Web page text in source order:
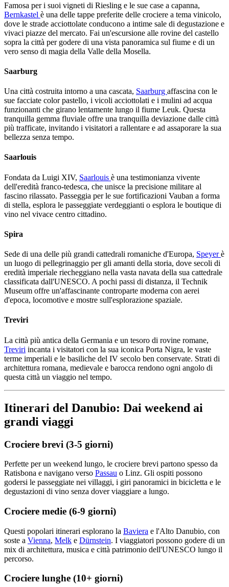
Famosa per i suoi vigneti di Riesling e le sue case a capanna,
Bernkastel è una delle tappe preferite delle crociere a tema vinicolo,
dove le strade acciottolate conducono a intime sale di degustazione e
vivaci piazze del mercato. Fai un'escursione alle rovine del castello
sopra la città per godere di una vista panoramica sul fiume e di un
vero senso di magia della Valle della Mosella.
Saarburg
Una città costruita intorno a una cascata, Saarburg affascina con le
sue facciate color pastello, i vicoli acciottolati e i mulini ad acqua
funzionanti che girano lentamente lungo il fiume Leuk. Questa
tranquilla gemma fluviale offre una tranquilla deviazione dalle città
più trafficate, invitando i visitatori a rallentare e ad assaporare la sua
bellezza senza tempo.
Saarlouis
Fondata da Luigi XIV, Saarlouis è una testimonianza vivente
dell'eredità franco-tedesca, che unisce la precisione militare al
fascino rilassato. Passeggia per le sue fortificazioni Vauban a forma
di stella, esplora le passeggiate verdeggianti o esplora le boutique di
vino nel vivace centro cittadino.
Spira
Sede di una delle più grandi cattedrali romaniche d'Europa, Speyerè
un luogo di pellegrinaggio per gli amanti della storia, dove secoli di
eredità imperiale riecheggiano nella vasta navata della sua cattedrale
classificata dall'UNESCO. A pochi passi di distanza, il Technik
Museum offre un'affascinante controparte moderna con aerei
d'epoca, locomotive e mostre sull'esplorazione spaziale.
Treviri
La città più antica della Germania e un tesoro di rovine romane,
Treviri incanta i visitatori con la sua iconica Porta Nigra, le vaste
terme imperiali e le basiliche del IV secolo ben conservate. Strati di
architettura romana, medievale e barocca rendono ogni angolo di
questa città un viaggio nel tempo.
Itinerari del Danubio: Dai weekend ai
grandi viaggi
Crociere brevi (3-5 giorni)
Perfette per un weekend lungo, le crociere brevi partono spesso da
Ratisbona e navigano verso Passau o Linz. Gli ospiti possono
godersi le passeggiate nei villaggi, i giri panoramici in bicicletta e le
degustazioni di vino senza dover viaggiare a lungo.
Crociere medie (6-9 giorni)
Questi popolari itinerari esplorano la Baviera e l'Alto Danubio, con
soste a Vienna, Melk e Dürnstein. I viaggiatori possono godere di un
mix di architettura, musica e città patrimonio dell'UNESCO lungo il
percorso.
Crociere lunghe (10+ giorni)